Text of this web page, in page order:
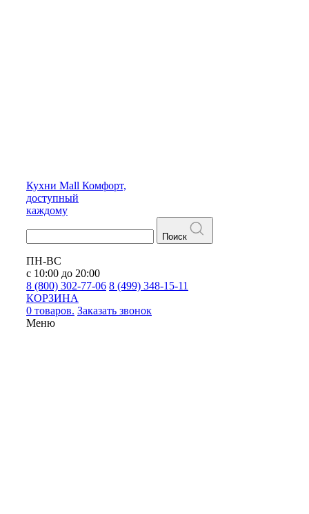
Кухни Mall Комфорт,
доступный
каждому
Поиск
ПН-ВС
с 10:00 до 20:00
8 (800) 302-77-06 8 (499) 348-15-11
КОРЗИНА
0 товаров. Заказать звонок
Меню